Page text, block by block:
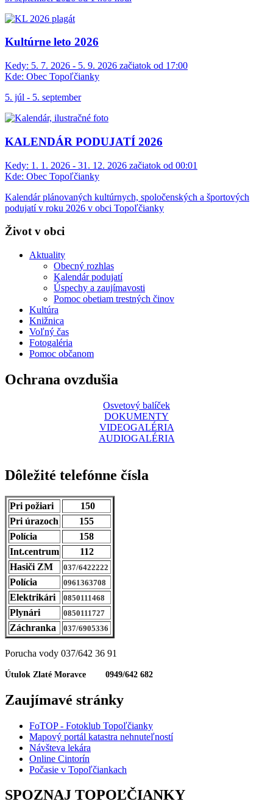
Kultúrne leto 2026
Kedy: 5. 7. 2026 - 5. 9. 2026 začiatok od 17:00
Kde: Obec Topoľčianky
5. júl - 5. september
KALENDÁR PODUJATÍ 2026
Kedy: 1. 1. 2026 - 31. 12. 2026 začiatok od 00:01
Kde: Obec Topoľčianky
Kalendár plánovaných kultúrnych, spoločenských a športových
podujatí v roku 2026 v obci Topoľčianky
Život v obci
Aktuality
Obecný rozhlas
Kalendár podujatí
Úspechy a zaujímavosti
Pomoc obetiam trestných činov
Kultúra
Knižnica
Voľný čas
Fotogaléria
Pomoc občanom
Ochrana ovzdušia
Osvetový balíček
DOKUMENTY
VIDEOGALÉRIA
AUDIOGALÉRIA
Dôležité telefónne čísla
Pri požiari
150
Pri úrazoch
155
Polícia
158
Int.centrum
112
Hasiči ZM
037/6422222
Polícia 0961363708
Elektrikári 0850111468
Plynári 0850111727
Záchranka 037/6905336
Porucha vody 037/642 36 91
Útulok Zlaté Moravce 0949/642 682
Zaujímavé stránky
FoTOP - Fotoklub Topoľčianky
Mapový portál katastra nehnuteľností
Návšteva lekára
Online Cintorín
Počasie v Topoľčiankach
SPOZNAJ TOPOĽČIANKY